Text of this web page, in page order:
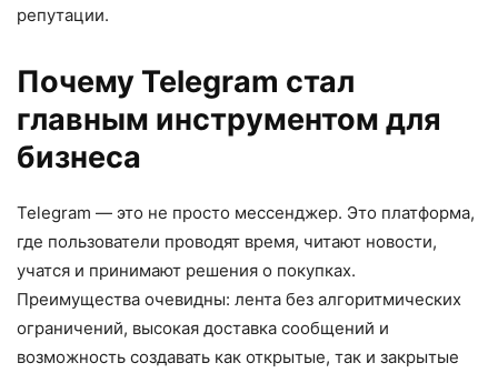
репутации.
Почему Telegram стал
главным инструментом для
бизнеса
Telegram — это не просто мессенджер. Это платформа,
где пользователи проводят время, читают новости,
учатся и принимают решения о покупках.
Преимущества очевидны: лента без алгоритмических
ограничений, высокая доставка сообщений и
возможность создавать как открытые, так и закрытые